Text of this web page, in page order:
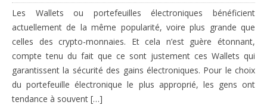
Les Wallets ou portefeuilles électroniques bénéficient
actuellement de la même popularité, voire plus grande que
celles des crypto-monnaies. Et cela n’est guère étonnant,
compte tenu du fait que ce sont justement ces Wallets qui
garantissent la sécurité des gains électroniques. Pour le choix
du portefeuille électronique le plus approprié, les gens ont
tendance à souvent […]